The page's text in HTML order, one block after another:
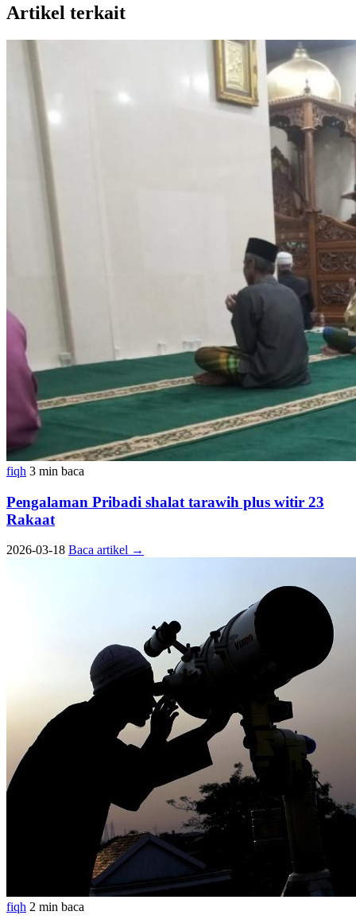
Artikel terkait
fiqh 3 min baca
Pengalaman Pribadi shalat tarawih plus witir 23
Rakaat
2026-03-18 Baca artikel →
fiqh 2 min baca